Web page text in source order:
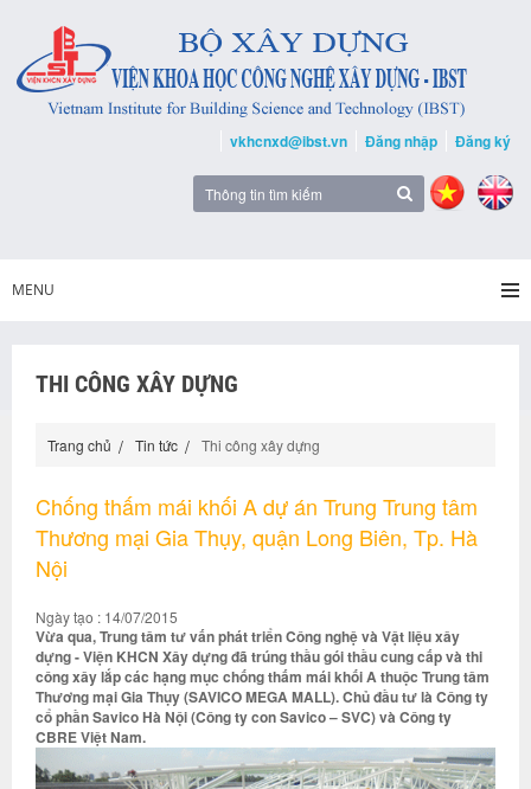
vkhcnxd@ibst.vn Đăng nhập Đăng ký
MENU
THI CÔNG XÂY DỰNG
Trang chủ Tin tức Thi công xây dựng
Chống thấm mái khối A dự án Trung Trung tâm
Thương mại Gia Thụy, quận Long Biên, Tp. Hà
Nội
Ngày tạo : 14/07/2015
Vừa qua, Trung tâm tư vấn phát triển Công nghệ và Vật liệu xây
dựng - Viện KHCN Xây dựng đã trúng thầu gói thầu cung cấp và thi
công xây lắp các hạng mục chống thấm mái khối A thuộc Trung tâm
Thương mại Gia Thụy (SAVICO MEGA MALL). Chủ đầu tư là Công ty
cổ phần Savico Hà Nội (Công ty con Savico – SVC) và Công ty
CBRE Việt Nam.